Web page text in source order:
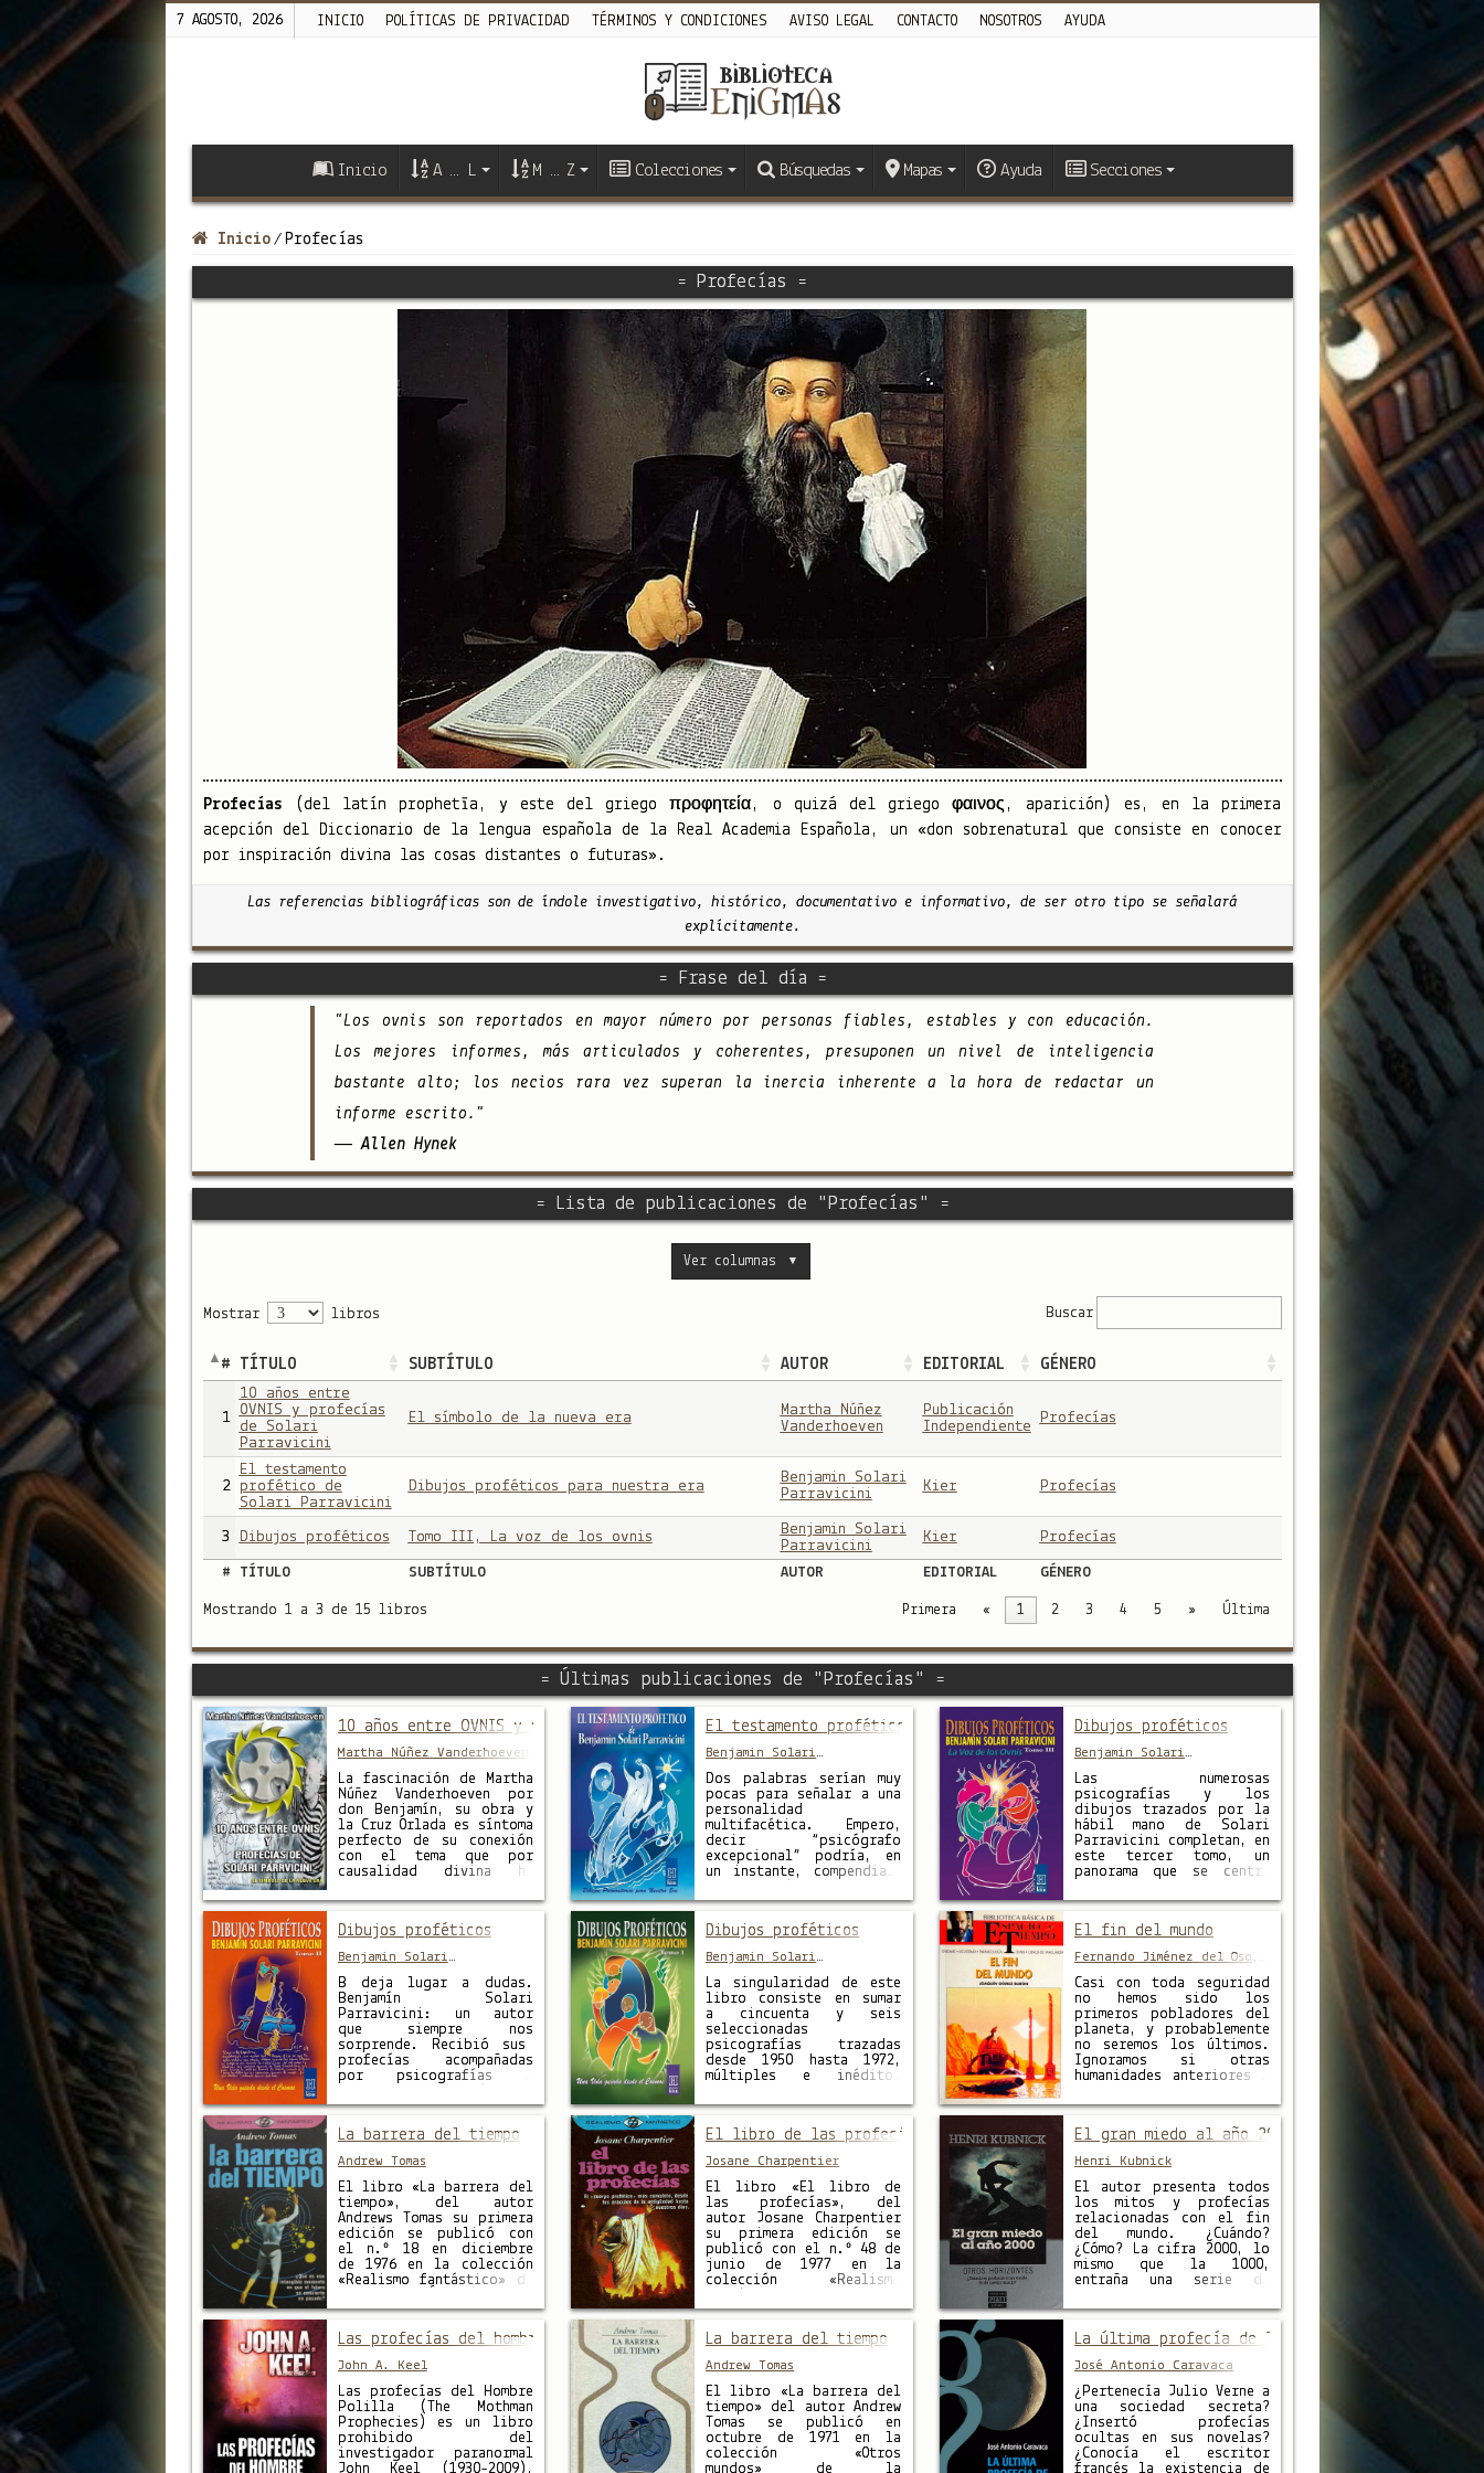
7 AGOSTO, 2026 INICIO POLÍTICAS DE PRIVACIDAD TÉRMINOS Y CONDICIONES AVISO LEGAL CONTACTO NOSOTROS AYUDA
Inicio A … L M … Z Colecciones Búsquedas Mapas Ayuda Secciones
Inicio / Profecías
= Profecías =
Profecías (del latín prophetīa, y este del griego προφητεία, o quizá del griego φαινος, aparición) es, en la primera
acepción del Diccionario de la lengua española de la Real Academia Española, un «don sobrenatural que consiste en conocer
por inspiración divina las cosas distantes o futuras».
Las referencias bibliográficas son de índole investigativo, histórico, documentativo e informativo, de ser otro tipo se señalará
explícitamente.
= Frase del día =
"Los ovnis son reportados en mayor número por personas fiables, estables y con educación.
Los mejores informes, más articulados y coherentes, presuponen un nivel de inteligencia
bastante alto; los necios rara vez superan la inercia inherente a la hora de redactar un
informe escrito."
— Allen Hynek
= Lista de publicaciones de "Profecías" =
Ver columnas ▼
Mostrar libros Buscar
# TÍTULO SUBTÍTULO AUTOR EDITORIAL GÉNERO
1
10 años entre
OVNIS y profecías
de Solari
Parravicini
El símbolo de la nueva era
Martha Núñez
Vanderhoeven
Publicación
Independiente
Profecías
2
El testamento
profético de
Solari Parravicini
Dibujos proféticos para nuestra era
Benjamin Solari
Parravicini
Kier Profecías
3 Dibujos proféticos Tomo III, La voz de los ovnis
Benjamin Solari
Parravicini
Kier Profecías
# TÍTULO SUBTÍTULO AUTOR EDITORIAL GÉNERO
Mostrando 1 a 3 de 15 libros Primera « 1 2 3 4 5 » Última
= Últimas publicaciones de "Profecías" =
10 años entre OVNIS y profecías de Solari Parravicini
Martha Núñez Vanderhoeven
La fascinación de Martha
Núñez Vanderhoeven por
don Benjamín, su obra y
la Cruz Orlada es síntoma
perfecto de su conexión
con el tema que por
causalidad divina ha
libro narra su
destino le otorgó la
experiencia necesaria
para realizar una misión.
Misión de contar la obra
de …
El testamento profético de Solari Parravicini
Benjamin Solari
Dos palabras serían muy
pocas para señalar a una
personalidad
multifacética. Empero,
decir “psicógrafo
excepcional” podría, en
un instante, compendiar,
aproximadamente, los
dotes clarividentes
firmaron toda su vida.
Benjamín Solari
Parravicini fue uno de
ellos, y su obra, variada
y sorprendente, conmovió
y todavía conmueve a …
Dibujos proféticos
Benjamin Solari
Las numerosas
psicografías y los
dibujos trazados por la
hábil mano de Solari
Parravicini completan, en
este tercer tomo, un
panorama que se centra
extraterrestres, a las
alusiones en el segundo
volumen. Tales mensajes
proféticos fueron
recibidos durante un
largo lapso —entre 1938
y 1969— y gozan …
Dibujos proféticos
Benjamin Solari
B deja lugar a dudas.
Benjamín Solari
Parravicini: un autor
que siempre nos
sorprende. Recibió sus
profecías acompañadas
por psicografías —
realizadas con trazo
las que acompañaba con
frases determinantes, que
no Desde los tiempos
bíblicos, el mensaje
fundamental de los
profetas ha sido el
presagio de tremendos
aconteceres, …
Dibujos proféticos
Benjamin Solari
La singularidad de este
libro consiste en sumar
a cincuenta y seis
seleccionadas
psicografías trazadas
desde 1950 hasta 1972,
múltiples e inéditos
Benjamín Solari
desde su infancia hasta
poco antes de su muerte,
en 1974. Con ellos se
ratifica el frecuente
contacto que este
profeta argentino
mantenía …
El fin del mundo
Fernando Jiménez del Oso ,
Casi con toda seguridad
no hemos sido los
primeros pobladores del
planeta, y probablemente
no seremos los últimos.
Ignoramos si otras
humanidades anteriores a
los mismos errores que
nosotros, y ésa fue la
causa de su
aniquilación. Pero lo
que es seguro es que
vamos camino de
desaparecer; si no …
La barrera del tiempo
Andrew Tomas
El libro «La barrera del
tiempo», del autor
Andrews Tomas su primera
edición se publicó con
el n.º 18 en diciembre
de 1976 en la colección
«Realismo fantástico» de
Con una traducción al
del título original en
ingles «BEYOND THE TIME
BARRIER» de 1976. ¿Qué
es ese intangible …
El libro de las profecías
Josane Charpentier
El libro «El libro de
las profecías», del
autor Josane Charpentier
su primera edición se
publicó con el n.º 48 de
junio de 1977 en la
colección «Realismo
JANÉS, Editores. Con una
por DOMINGO PRUNA del
título original en
francés «LE LIVRE DES
PROPHETIES» de 1974. El
«cuerpo profético» …
El gran miedo al año 2000
Henri Kubnick
El autor presenta todos
los mitos y profecías
relacionadas con el fin
del mundo. ¿Cuándo?
¿Cómo? La cifra 2000, lo
mismo que la 1000,
entraña una serie de
sentido. Hace un estudio
civilizaciones anteriores
a la nuestra que fueron
destruidas por
catástrofes naturales del
tipo «diluvio
universal», «caída …
Las profecías del hombre polilla
John A. Keel
Las profecías del Hombre
Polilla (The Mothman
Prophecies) es un libro
prohibido del
investigador paranormal
John Keel (1930-2009),
La barrera del tiempo
Andrew Tomas
El libro «La barrera del
tiempo» del autor Andrew
Tomas se publicó en
octubre de 1971 en la
colección «Otros
mundos» de la
La última profecía de Julio Verne
José Antonio Caravaca
¿Pertenecía Julio Verne a
una sociedad secreta?
¿Insertó profecías
ocultas en sus novelas?
¿Conocía el escritor
francés la existencia de